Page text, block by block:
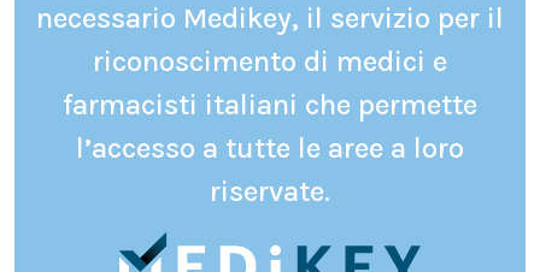
necessario Medikey, il servizio per il
riconoscimento di medici e
farmacisti italiani che permette
l’accesso a tutte le aree a loro
riservate.